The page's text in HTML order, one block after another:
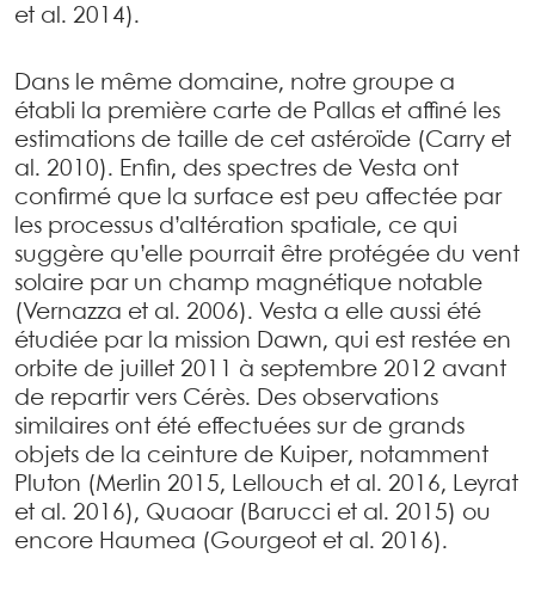
et al. 2014).
Dans le même domaine, notre groupe a
établi la première carte de Pallas et affiné les
estimations de taille de cet astéroïde (Carry et
al. 2010). Enfin, des spectres de Vesta ont
confirmé que la surface est peu affectée par
les processus d’altération spatiale, ce qui
suggère qu’elle pourrait être protégée du vent
solaire par un champ magnétique notable
(Vernazza et al. 2006). Vesta a elle aussi été
étudiée par la mission Dawn, qui est restée en
orbite de juillet 2011 à septembre 2012 avant
de repartir vers Cérès. Des observations
similaires ont été effectuées sur de grands
objets de la ceinture de Kuiper, notamment
Pluton (Merlin 2015, Lellouch et al. 2016, Leyrat
et al. 2016), Quaoar (Barucci et al. 2015) ou
encore Haumea (Gourgeot et al. 2016).